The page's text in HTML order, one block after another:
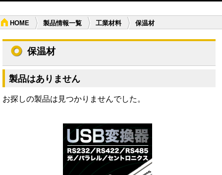
HOME 製品情報一覧 工業材料 保温材
保温材
製品はありません
お探しの製品は見つかりませんでした。